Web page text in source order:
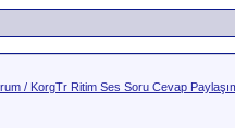
/ KorgTr Ritim Ses Soru Cevap